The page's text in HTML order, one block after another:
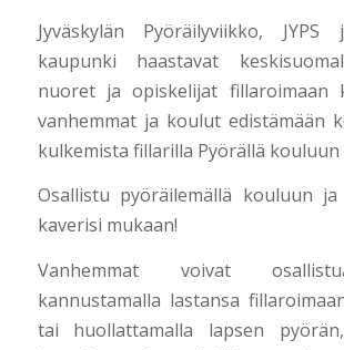
Jyväskylän Pyöräilyviikko, JYPS
kaupunki haastavat
nuoret ja opiskelijat fillaroimaan
vanhemmat ja koulut edistämään
kulkemista fillarilla Pyörällä kouluun
Osallistu pyöräilemällä kouluun
kaverisi mukaan!
Vanhemmat voivat
kannustamalla lastansa
tai huollattamalla lapsen